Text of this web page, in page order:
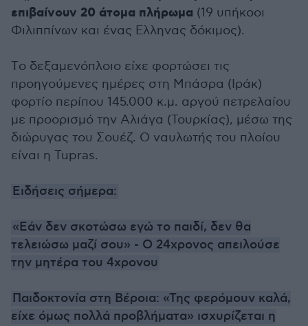
επιβαίνουν 20 άτομα πλήρωμα (19 υπήκοοι
Φιλιππίνων και ένας Ελληνας δόκιμος).
Tο δεξαμενόπλοιο είχε φορτώσει τις
προηγούμενες ημέρες στη Μπάσρα (Ιράκ)
φορτίο περίπου 145.000 κ.μ. αργού πετρελαίου
με προορισμό την Αλιάγα (Τουρκίας), μέσω της
διώρυγας του Σουέζ. Ο ναυλωτής του πλοίου
είναι η Tupras.
Ειδήσεις σήμερα:
«Εάν δεν σκοτώσω εγώ το παιδί, δεν θα
τελειώσω μαζί σου» - Ο 24χρονος απειλούσε
την μητέρα του 4χρονου
Παιδοκτονία στη Βέροια: «Της φερόμουν καλά,
είχε όμως πολλά προβλήματα» ισχυρίζεται η